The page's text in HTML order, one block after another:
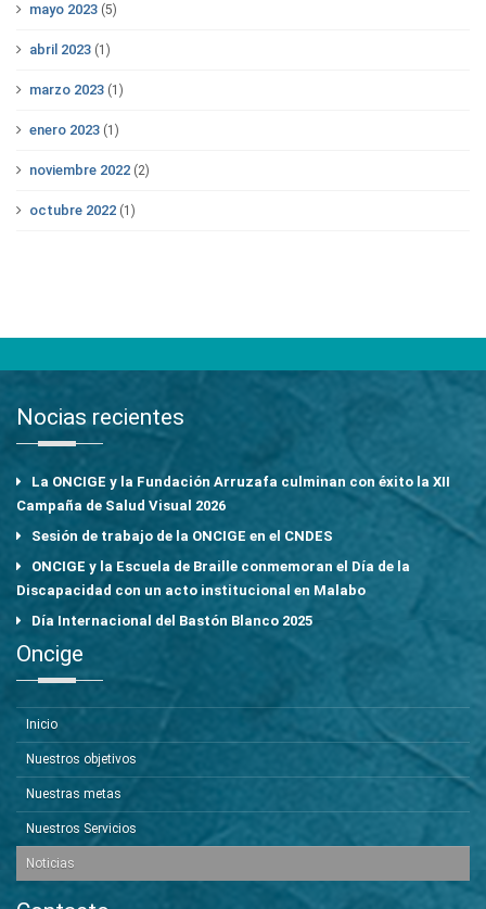
mayo 2023 (5)
abril 2023 (1)
marzo 2023 (1)
enero 2023 (1)
noviembre 2022 (2)
octubre 2022 (1)
Nocias recientes
La ONCIGE y la Fundación Arruzafa culminan con éxito la XII
Campaña de Salud Visual 2026
Sesión de trabajo de la ONCIGE en el CNDES
ONCIGE y la Escuela de Braille conmemoran el Día de la
Discapacidad con un acto institucional en Malabo
Día Internacional del Bastón Blanco 2025
Oncige
Inicio
Nuestros objetivos
Nuestras metas
Nuestros Servicios
Noticias